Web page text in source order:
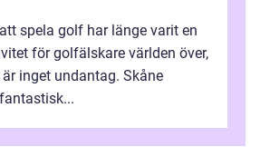
spela golf har länge varit en
för golfälskare världen över,
inget undantag. Skåne